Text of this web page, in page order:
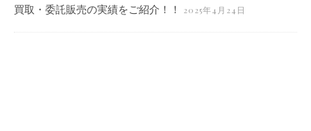
買取・委託販売の実績をご紹介！！ 2025年4月24日